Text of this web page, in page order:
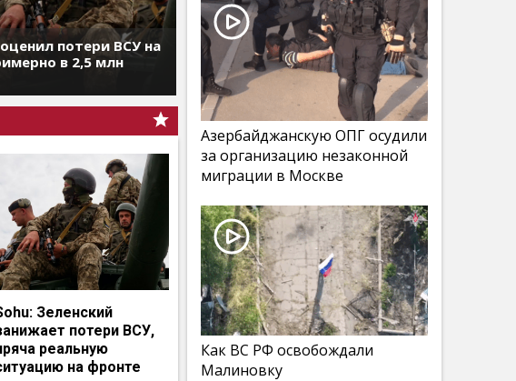
потери ВСУ на
в 2,5 млн
Зеленский
потери ВСУ,
реальную
на фронте
Азербайджанскую ОПГ осудили
за организацию незаконной
миграции в Москве
Как ВС РФ освобождали
Малиновку